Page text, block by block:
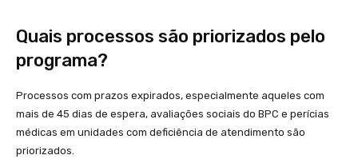
Quais processos são priorizados pelo
programa?
Processos com prazos expirados, especialmente aqueles com
mais de 45 dias de espera, avaliações sociais do BPC e perícias
médicas em unidades com deficiência de atendimento são
priorizados.